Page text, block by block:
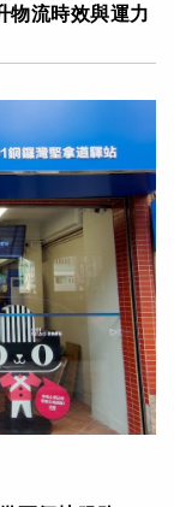
物流時效與運力